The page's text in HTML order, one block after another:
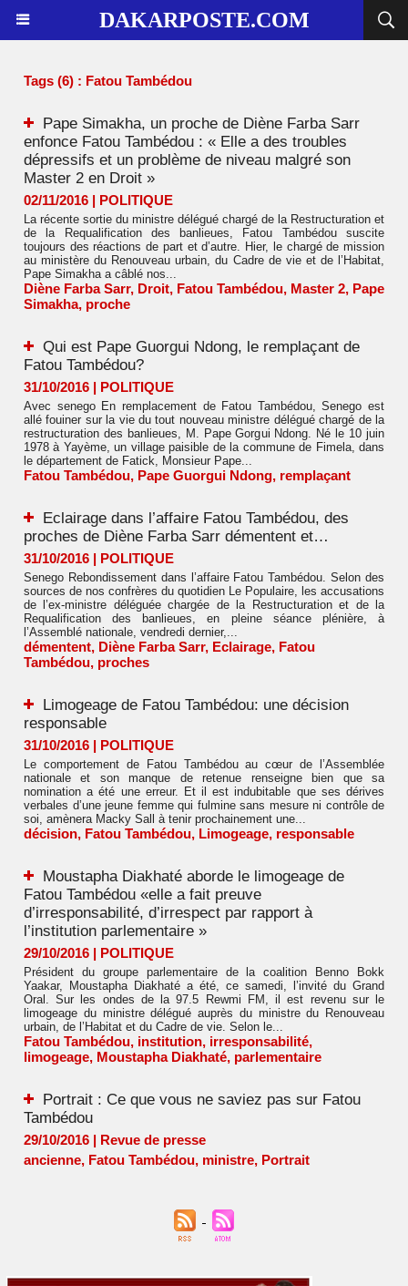
DAKARPOSTE.COM
Tags (6) : Fatou Tambédou
Pape Simakha, un proche de Diène Farba Sarr
enfonce Fatou Tambédou : « Elle a des troubles
dépressifs et un problème de niveau malgré son
Master 2 en Droit »
02/11/2016 | POLITIQUE
La récente sortie du ministre délégué chargé de la Restructuration et
de la Requalification des banlieues, Fatou Tambédou suscite
toujours des réactions de part et d’autre. Hier, le chargé de mission
au ministère du Renouveau urbain, du Cadre de vie et de l’Habitat,
Pape Simakha a câblé nos...
Diène Farba Sarr, Droit, Fatou Tambédou, Master 2, Pape
Simakha, proche
Qui est Pape Guorgui Ndong, le remplaçant de
Fatou Tambédou?
31/10/2016 | POLITIQUE
Avec senego En remplacement de Fatou Tambédou, Senego est
allé fouiner sur la vie du tout nouveau ministre délégué chargé de la
restructuration des banlieues, M. Pape Gorgui Ndong. Né le 10 juin
1978 à Yayème, un village paisible de la commune de Fimela, dans
le département de Fatick, Monsieur Pape...
Fatou Tambédou, Pape Guorgui Ndong, remplaçant
Eclairage dans l’affaire Fatou Tambédou, des
proches de Diène Farba Sarr démentent et…
31/10/2016 | POLITIQUE
Senego Rebondissement dans l’affaire Fatou Tambédou. Selon des
sources de nos confrères du quotidien Le Populaire, les accusations
de l’ex-ministre déléguée chargée de la Restructuration et de la
Requalification des banlieues, en pleine séance plénière, à
l’Assemblé nationale, vendredi dernier,...
démentent, Diène Farba Sarr, Eclairage, Fatou
Tambédou, proches
Limogeage de Fatou Tambédou: une décision
responsable
31/10/2016 | POLITIQUE
Le comportement de Fatou Tambédou au cœur de l’Assemblée
nationale et son manque de retenue renseigne bien que sa
nomination a été une erreur. Et il est indubitable que ses dérives
verbales d’une jeune femme qui fulmine sans mesure ni contrôle de
soi, amènera Macky Sall à tenir prochainement une...
décision, Fatou Tambédou, Limogeage, responsable
Moustapha Diakhaté aborde le limogeage de
Fatou Tambédou «elle a fait preuve
d’irresponsabilité, d’irrespect par rapport à
l’institution parlementaire »
29/10/2016 | POLITIQUE
Président du groupe parlementaire de la coalition Benno Bokk
Yaakar, Moustapha Diakhaté a été, ce samedi, l’invité du Grand
Oral. Sur les ondes de la 97.5 Rewmi FM, il est revenu sur le
limogeage du ministre délégué auprès du ministre du Renouveau
urbain, de l’Habitat et du Cadre de vie. Selon le...
Fatou Tambédou, institution, irresponsabilité,
limogeage, Moustapha Diakhaté, parlementaire
Portrait : Ce que vous ne saviez pas sur Fatou
Tambédou
29/10/2016 | Revue de presse
ancienne, Fatou Tambédou, ministre, Portrait